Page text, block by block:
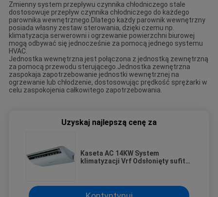
Zmienny system przepływu czynnika chłodniczego stale
dostosowuje przepływ czynnika chłodniczego do każdego
parownika wewnętrznego.Dlatego każdy parownik wewnętrzny
posiada własny zestaw sterowania, dzięki czemu np.
klimatyzacja serwerowni i ogrzewanie powierzchni biurowej
mogą odbywać się jednocześnie za pomocą jednego systemu
HVAC.
Jednostka wewnętrzna jest połączona z jednostką zewnętrzną
za pomocą przewodu sterującego.Jednostka zewnętrzna
zaspokaja zapotrzebowanie jednostki wewnętrznej na
ogrzewanie lub chłodzenie, dostosowując prędkość sprężarki w
celu zaspokojenia całkowitego zapotrzebowania.
Uzyskaj najlepszą cenę za
Kaseta AC 14KW System
klimatyzacji Vrf Odsłonięty sufit